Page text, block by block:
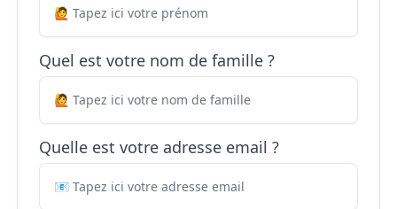
Quel est votre nom de famille ?
Quelle est votre adresse email ?